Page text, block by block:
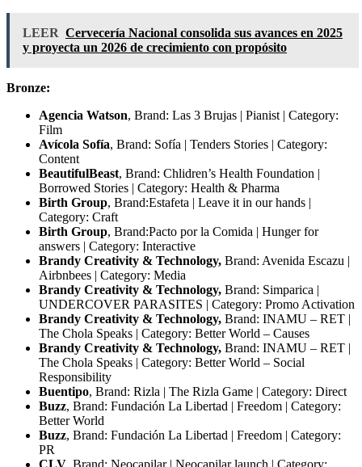
LEER Cervecería Nacional consolida sus avances en 2025
y proyecta un 2026 de crecimiento con propósito
Bronze:
Agencia Watson, Brand: Las 3 Brujas | Pianist | Category:
Film
Avícola Sofía, Brand: Sofía | Tenders Stories | Category:
Content
BeautifulBeast, Brand: Chlidren’s Health Foundation |
Borrowed Stories | Category: Health & Pharma
Birth Group, Brand:Estafeta | Leave it in our hands |
Category: Craft
Birth Group, Brand:Pacto por la Comida | Hunger for
answers | Category: Interactive
Brandy Creativity & Technology, Brand: Avenida Escazu |
Airbnbees | Category: Media
Brandy Creativity & Technology, Brand: Simparica |
UNDERCOVER PARASITES | Category: Promo Activation
Brandy Creativity & Technology, Brand: INAMU – RET |
The Chola Speaks | Category: Better World – Causes
Brandy Creativity & Technology, Brand: INAMU – RET |
The Chola Speaks | Category: Better World – Social
Responsibility
Buentipo, Brand: Rizla | The Rizla Game | Category: Direct
Buzz, Brand: Fundación La Libertad | Freedom | Category:
Better World
Buzz, Brand: Fundación La Libertad | Freedom | Category:
PR
CLV, Brand: Neocapilar | Neocapilar launch | Category: